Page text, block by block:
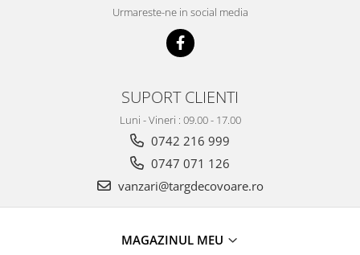
Urmareste-ne in social media
SUPORT CLIENTI
Luni - Vineri : 09.00 - 17.00
0742 216 999
0747 071 126
vanzari@targdecovoare.ro
MAGAZINUL MEU